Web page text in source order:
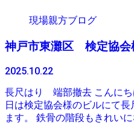
現場親方ブログ
神戸市東灘区 検定協
2025.10.22
長尺はり 端部撤去 こんにち
日は検定協会様のビルにて
ます。 鉄骨の階段もきれい